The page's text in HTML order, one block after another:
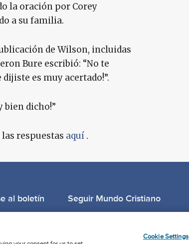
la oración por Corey
a su familia.
de Wilson, incluidas
Bure escribió: “No te
es muy acertado!”.
bien dicho!”
respuestas aquí .
al boletín Seguir Mundo Cristiano
Cookie Settings